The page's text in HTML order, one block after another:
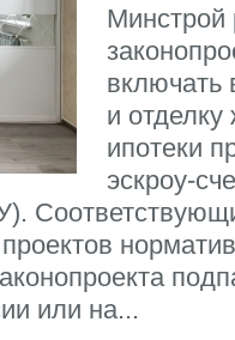
Минстрой
включать
и
ипотеки
эскроу-
или на...